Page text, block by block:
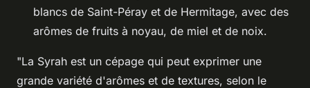
blancs de Saint-Péray et de Hermitage, avec des
arômes de fruits à noyau, de miel et de noix.
"La Syrah est un cépage qui peut exprimer une
grande variété d'arômes et de textures, selon le